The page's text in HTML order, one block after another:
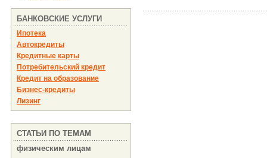
БАНКОВСКИЕ УСЛУГИ
Ипотека
Автокредиты
Кредитные карты
Потребительский кредит
Кредит на образование
Бизнес-кредиты
Лизинг
СТАТЬИ ПО ТЕМАМ
физическим лицам